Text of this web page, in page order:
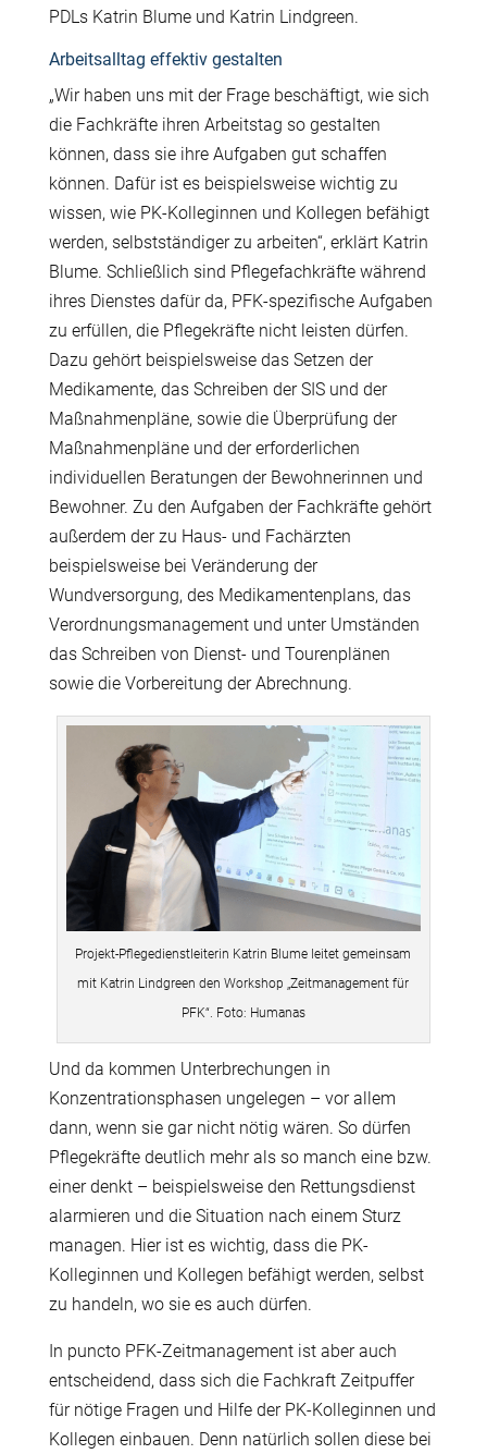
PDLs Katrin Blume und Katrin Lindgreen.
Arbeitsalltag effektiv gestalten
„Wir haben uns mit der Frage beschäftigt, wie sich
die Fachkräfte ihren Arbeitstag so gestalten
können, dass sie ihre Aufgaben gut schaffen
können. Dafür ist es beispielsweise wichtig zu
wissen, wie PK-Kolleginnen und Kollegen befähigt
werden, selbstständiger zu arbeiten“, erklärt Katrin
Blume. Schließlich sind Pflegefachkräfte während
ihres Dienstes dafür da, PFK-spezifische Aufgaben
zu erfüllen, die Pflegekräfte nicht leisten dürfen.
Dazu gehört beispielsweise das Setzen der
Medikamente, das Schreiben der SIS und der
Maßnahmenpläne, sowie die Überprüfung der
Maßnahmenpläne und der erforderlichen
individuellen Beratungen der Bewohnerinnen und
Bewohner. Zu den Aufgaben der Fachkräfte gehört
außerdem der zu Haus- und Fachärzten
beispielsweise bei Veränderung der
Wundversorgung, des Medikamentenplans, das
Verordnungsmanagement und unter Umständen
das Schreiben von Dienst- und Tourenplänen
sowie die Vorbereitung der Abrechnung.
Projekt-Pflegedienstleiterin Katrin Blume leitet gemeinsam
mit Katrin Lindgreen den Workshop „Zeitmanagement für
PFK“. Foto: Humanas
Und da kommen Unterbrechungen in
Konzentrationsphasen ungelegen – vor allem
dann, wenn sie gar nicht nötig wären. So dürfen
Pflegekräfte deutlich mehr als so manch eine bzw.
einer denkt – beispielsweise den Rettungsdienst
alarmieren und die Situation nach einem Sturz
managen. Hier ist es wichtig, dass die PK-
Kolleginnen und Kollegen befähigt werden, selbst
zu handeln, wo sie es auch dürfen.
In puncto PFK-Zeitmanagement ist aber auch
entscheidend, dass sich die Fachkraft Zeitpuffer
für nötige Fragen und Hilfe der PK-Kolleginnen und
Kollegen einbauen. Denn natürlich sollen diese bei